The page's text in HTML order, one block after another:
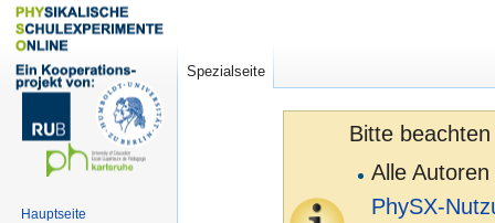
Bitte
Alle
PhySX-
Spezialseite
Hauptseite